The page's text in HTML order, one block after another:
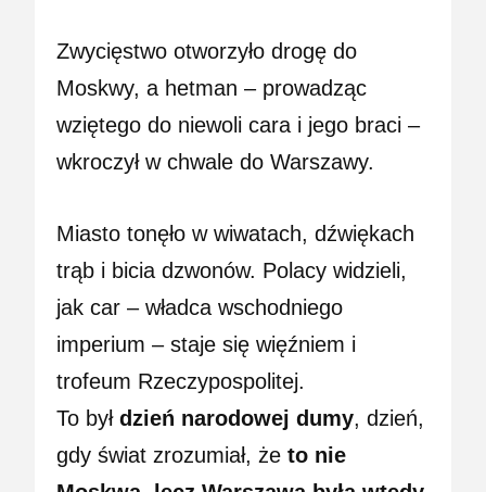
Zwycięstwo otworzyło drogę do
Moskwy, a hetman – prowadząc
wziętego do niewoli cara i jego braci –
wkroczył w chwale do Warszawy.
Miasto tonęło w wiwatach, dźwiękach
trąb i bicia dzwonów. Polacy widzieli,
jak car – władca wschodniego
imperium – staje się więźniem i
trofeum Rzeczypospolitej.
To byłdzień narodowej dumy, dzień,
gdy świat zrozumiał, żeto nie